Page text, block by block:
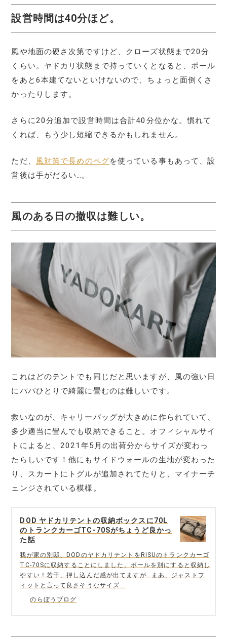
設営時間は40分ほど。
風や地面の硬さ次第ですけど、クローズ状態まで20分
くらい。ヤドカリ状態まで持っていくとなると、ポール
をあと6本建てないといけないので、ちょっと面倒くさ
かったりします。
さらに20分追加で設営時間は合計40分位かな。慣れて
くれば、もう少し短縮できるかもしれません。
ただ、 風対策で長めのペグを使っている事もあって、設
営後は手がだるい…。
風のある日の撤収は難しい。
これはどのテントでも同じだと思いますが、風の強い日
にパパひとりで綺麗に畳むのは難しいです。
救いなのが、キャリーバッグが大きめに作られていて、
多少適当に畳んでも収納できること。オフィシャルサイ
トによると、2021年5月の出荷分からサイズが変わっ
たらしいです！他にもサイドウォールの生地が変わった
り、スカートにトグルが追加されてたりと、マイナーチ
ェンジされている模様。
DOD ヤドカリテントの収納ボックスに70L
のトランクカーゴTC-70Sがちょうど良かっ
た話
我が家の別邸、DODのヤドカリテントをRISUのトランクカーゴ
TC-70Sに収納することにしました。ポールを別にすると収納し
やすい！若干、押し込んだ感が出てますが…まあ、ジャストフ
ィットと言って良さそうなサイズ...
のらぼうブログ